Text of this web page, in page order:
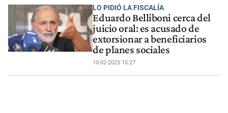
LO PIDIÓ LA FISCALÍA
Eduardo Belliboni cerca del
juicio oral: es acusado de
extorsionar a beneficiarios
de planes sociales
10-02-2025 15:27